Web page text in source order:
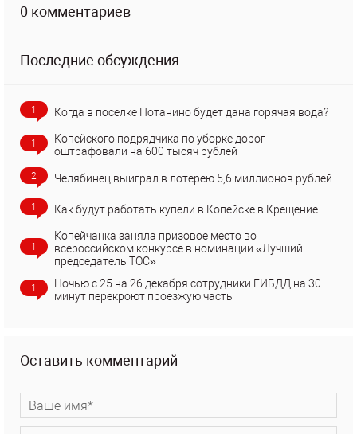
0 комментариев
Последние обсуждения
1 Когда в поселке Потанино будет дана горячая вода?
1
Копейского подрядчика по уборке дорог
оштрафовали на 600 тысяч рублей
2 Челябинец выиграл в лотерею 5,6 миллионов рублей
1 Как будут работать купели в Копейске в Крещение
1
Копейчанка заняла призовое место во
всероссийском конкурсе в номинации «Лучший
председатель ТОС»
1
Ночью с 25 на 26 декабря сотрудники ГИБДД на 30
минут перекроют проезжую часть
Оставить комментарий